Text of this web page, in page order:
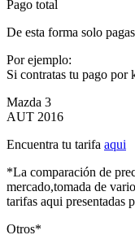
Pago total
De esta forma solo
Por ejemplo:
Si contratas tu pago por
Mazda 3
AUT 2016
Encuentra tu tarifa aqui
*La comparación de
mercado,tomada de
tarifas aqui presentadas
Otros*